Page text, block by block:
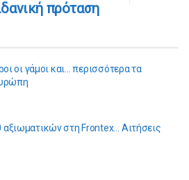
πρόταση
οι γάμοι και… περισσότερα τα
στη Frontex… Αιτήσεις